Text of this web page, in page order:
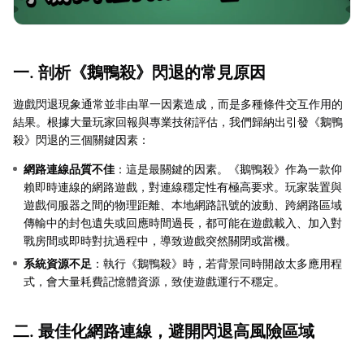
一. 剖析《鵝鴨殺》閃退的常見原因
遊戲閃退現象通常並非由單一因素造成，而是多種條件交互作用的
結果。根據大量玩家回報與專業技術評估，我們歸納出引發《鵝鴨
殺》閃退的三個關鍵因素：
網路連線品質不佳 ：這是最關鍵的因素。《鵝鴨殺》作為一款仰
賴即時連線的網路遊戲，對連線穩定性有極高要求。玩家裝置與
遊戲伺服器之間的物理距離、本地網路訊號的波動、跨網路區域
傳輸中的封包遺失或回應時間過長，都可能在遊戲載入、加入對
戰房間或即時對抗過程中，導致遊戲突然關閉或當機。
系統資源不足 ：執行《鵝鴨殺》時，若背景同時開啟太多應用程
式，會大量耗費記憶體資源，致使遊戲運行不穩定。
二. 最佳化網路連線，避開閃退高風險區域